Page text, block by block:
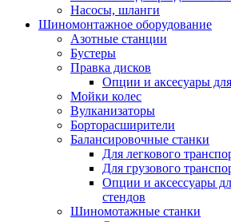
Насосы, шланги
Шиномонтажное оборудование
Азотные станции
Бустеры
Правка дисков
Опции и аксесуары
Мойки колес
Вулканизаторы
Борторасширители
Балансировочные станки
Для легкового
Для грузового
Опции и аксессуары
стендов
Шиномотажные станки